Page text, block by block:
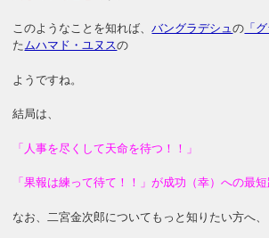
このようなことを知れば、バングラデシュの 「
たムハマド・ユヌスの
ようですね。
結局は、
「人事を尽くして天命を待つ！！」
「果報は練って待て！！」が成功（幸）への最
なお、二宮金次郎についてもっと知りたい方へ、